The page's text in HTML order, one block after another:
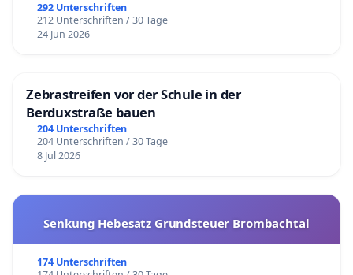
292 Unterschriften
212 Unterschriften / 30 Tage
24 Jun 2026
Zebrastreifen vor der Schule in der
Berduxstraße bauen
204 Unterschriften
204 Unterschriften / 30 Tage
8 Jul 2026
Senkung Hebesatz Grundsteuer Brombachtal
174 Unterschriften